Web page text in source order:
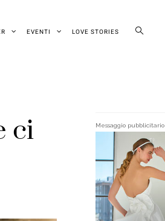
EVENTI LOVE STORIES
ci Messaggio pubblicitario